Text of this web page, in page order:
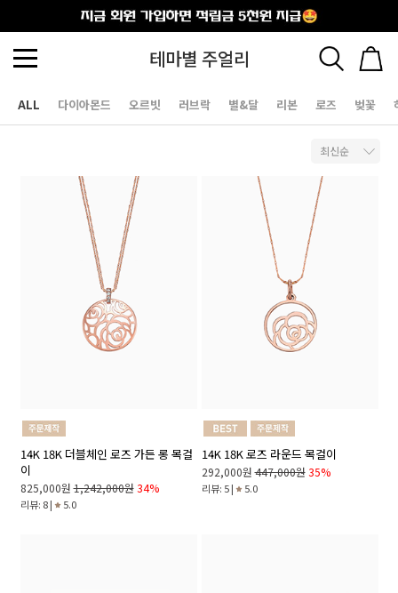
출석체크
테마별 주얼리
ALL 다이아몬드 오르빗 러브락 별&달 리본 로즈 벚꽃
14K 18K 더블체인 로즈 가든 롱 목걸
이
825,000원 1,242,000원 34%
리뷰: 8 | 5.0
14K 18K 로즈 라운드 목걸이
292,000원 447,000원 35%
리뷰: 5 | 5.0